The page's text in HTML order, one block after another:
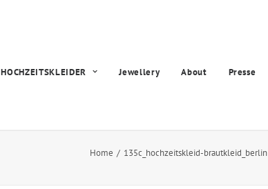
HOCHZEITSKLEIDER Jewellery About Presse
Home 135c_hochzeitskleid-brautkleid_berlin